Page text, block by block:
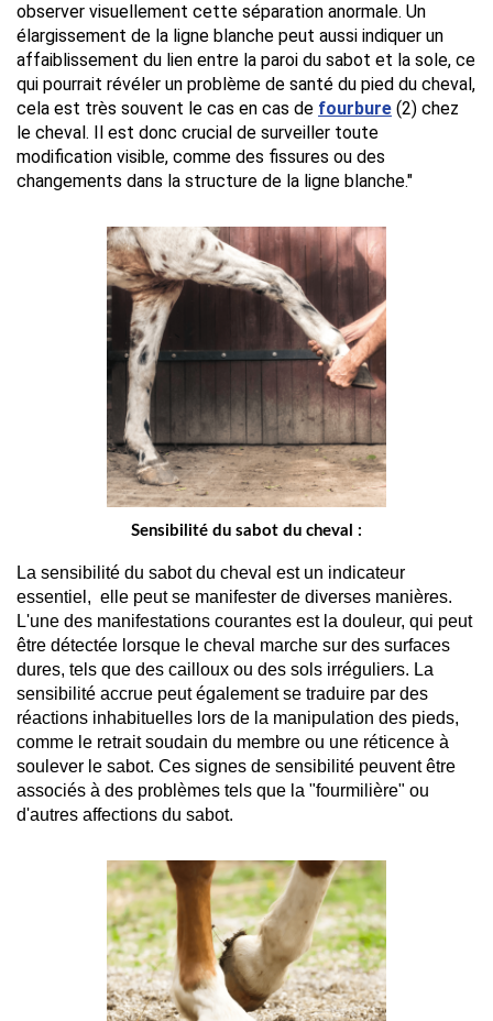
observer visuellement cette séparation anormale. Un
élargissement de la ligne blanche peut aussi indiquer un
affaiblissement du lien entre la paroi du sabot et la sole, ce
qui pourrait révéler un problème de santé du pied du cheval,
cela est très souvent le cas en cas de fourbure (2) chez
le cheval. Il est donc crucial de surveiller toute
modification visible, comme des fissures ou des
changements dans la structure de la ligne blanche."
Sensibilité du sabot du cheval :
La sensibilité du sabot du cheval est un indicateur
essentiel,  elle peut se manifester de diverses manières.
L'une des manifestations courantes est la douleur, qui peut
être détectée lorsque le cheval marche sur des surfaces
dures, tels que des cailloux ou des sols irréguliers. La
sensibilité accrue peut également se traduire par des
réactions inhabituelles lors de la manipulation des pieds,
comme le retrait soudain du membre ou une réticence à
soulever le sabot. Ces signes de sensibilité peuvent être
associés à des problèmes tels que la "fourmilière" ou
d'autres affections du sabot.